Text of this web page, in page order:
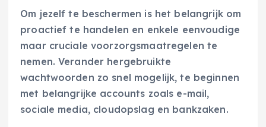
Om jezelf te beschermen is het belangrijk om
proactief te handelen en enkele eenvoudige
maar cruciale voorzorgsmaatregelen te
nemen. Verander hergebruikte
wachtwoorden zo snel mogelijk, te beginnen
met belangrijke accounts zoals e-mail,
sociale media, cloudopslag en bankzaken.